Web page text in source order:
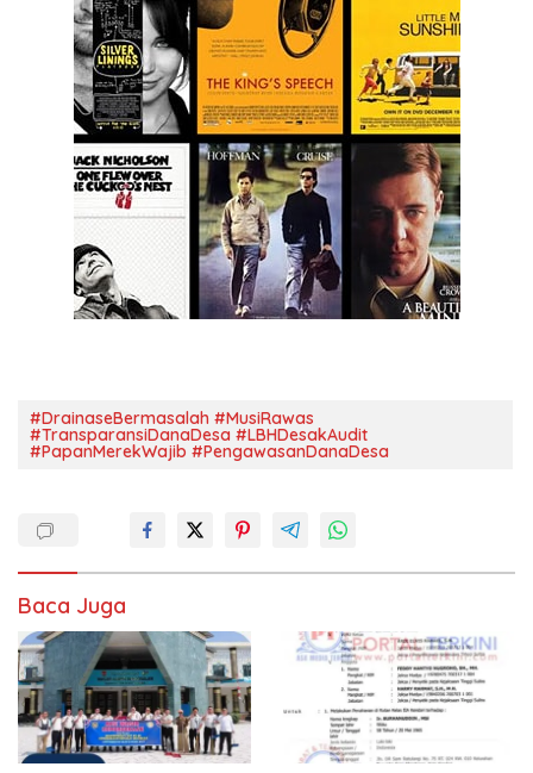
#DrainaseBermasalah #MusiRawas
#TransparansiDanaDesa #LBHDesakAudit
#PapanMerekWajib #PengawasanDanaDesa
Baca Juga